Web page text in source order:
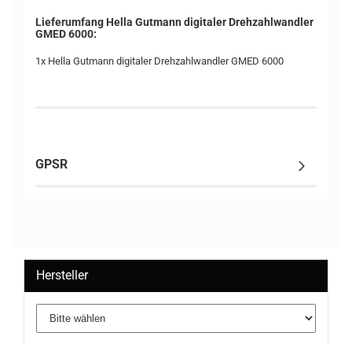
Lieferumfang Hella Gutmann digitaler Drehzahlwandler
GMED 6000:
1x Hella Gutmann digitaler Drehzahlwandler GMED 6000
GPSR
Hersteller